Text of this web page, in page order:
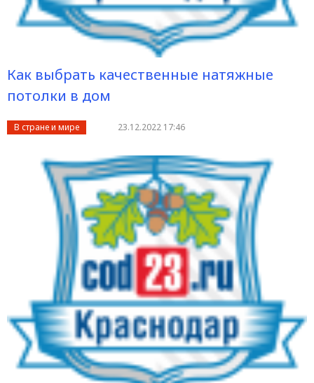
Как выбрать качественные натяжные
потолки в дом
В стране и мире 23.12.2022 17:46